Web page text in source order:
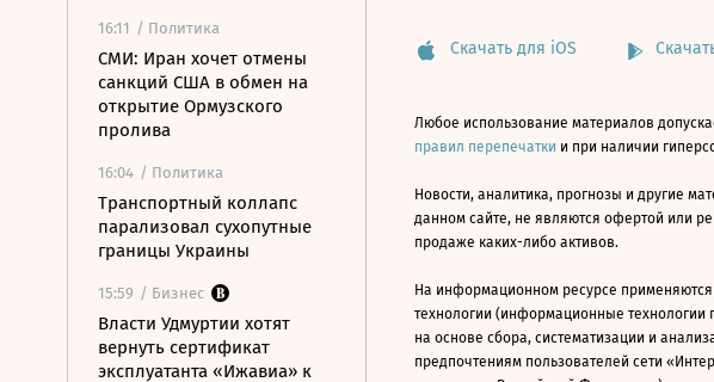
16:11 / Политика
СМИ: Иран хочет отмены
санкций США в обмен на
открытие Ормузского
пролива
16:04 / Политика
Транспортный коллапс
парализовал сухопутные
границы Украины
15:59 / Бизнес
Власти Удмуртии хотят
вернуть сертификат
эксплуатанта «Ижавиа» к
Скачать для iOS
Любое использование материалов
правил перепечатки и при наличии
Новости, аналитика, прогнозы и другие
данном сайте, не являются офертой или
продаже каких-либо активов.
На информационном ресурсе
технологии (информационные
на основе сбора, систематизации и
предпочтениям пользователей сети